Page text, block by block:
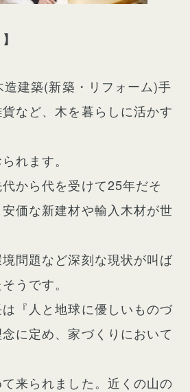
建築(新築・リフォーム)手
など、木を暮らしに活かす
れます。
から代を受けて25年だそ
価な新建材や輸入木材が世
問題など深刻な現状が叫ば
うです。
『人と地球に優しいものづ
に定め、家づくりにおいて
来られました。近くの山の